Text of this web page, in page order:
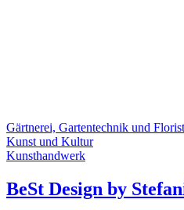
Gärtnerei, Gartentechnik und
Kunst und Kultur
Kunsthandwerk
BeSt Design by